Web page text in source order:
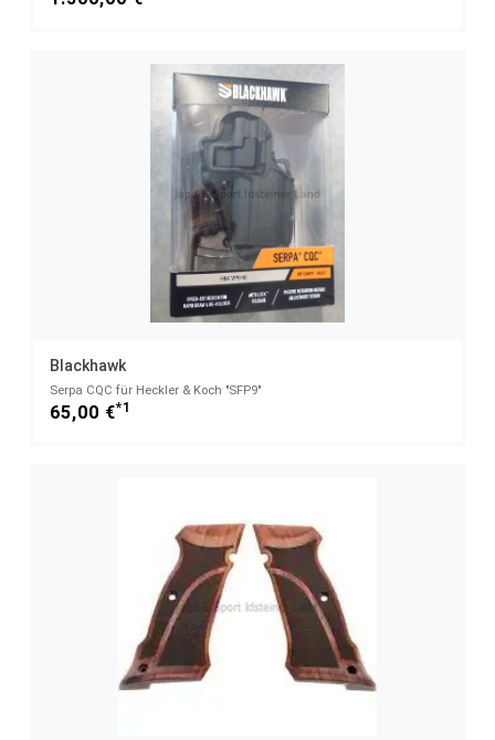
Blackhawk
Serpa CQC für Heckler & Koch "SFP9"
65,00 €*1